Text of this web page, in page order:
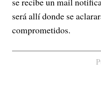
será allí donde se
comprometidos.